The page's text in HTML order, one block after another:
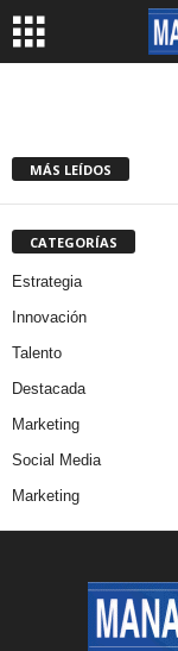
MÁS LEÍDOS
CATEGORÍAS
Estrategia
Innovación
Talento
Destacada
Marketing
Social Media
Marketing